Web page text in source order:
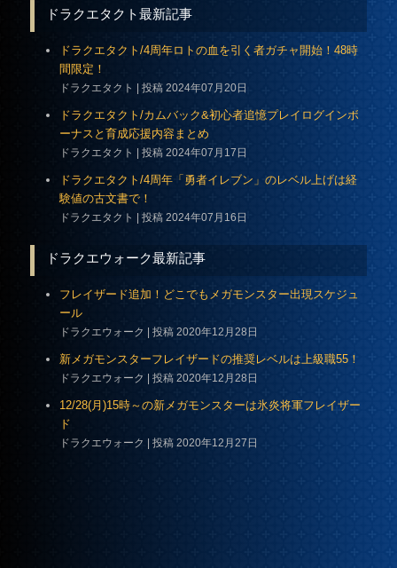
ドラクエタクト最新記事
ドラクエタクト/4周年ロトの血を引く者ガチャ開始！48時
間限定！
ドラクエタクト 投稿 2024年07月20日
ドラクエタクト/カムバック&初心者追憶プレイログインボ
ーナスと育成応援内容まとめ
ドラクエタクト 投稿 2024年07月17日
ドラクエタクト/4周年「勇者イレブン」のレベル上げは経
験値の古文書で！
ドラクエタクト 投稿 2024年07月16日
ドラクエウォーク最新記事
フレイザード追加！どこでもメガモンスター出現スケジュ
ール
ドラクエウォーク 投稿 2020年12月28日
新メガモンスターフレイザードの推奨レベルは上級職55！
ドラクエウォーク 投稿 2020年12月28日
12/28(月)15時～の新メガモンスターは氷炎将軍フレイザー
ド
ドラクエウォーク 投稿 2020年12月27日